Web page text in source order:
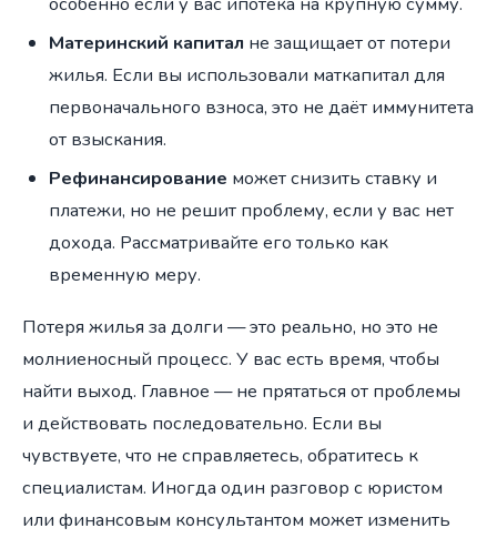
Материнский капитал не защищает от потери
жилья. Если вы использовали маткапитал для
первоначального взноса, это не даёт иммунитета
от взыскания.
Рефинансирование может снизить ставку и
платежи, но не решит проблему, если у вас нет
дохода. Рассматривайте его только как
временную меру.
Потеря жилья за долги — это реально, но это не
молниеносный процесс. У вас есть время, чтобы
найти выход. Главное — не прятаться от проблемы
и действовать последовательно. Если вы
чувствуете, что не справляетесь, обратитесь к
специалистам. Иногда один разговор с юристом
или финансовым консультантом может изменить